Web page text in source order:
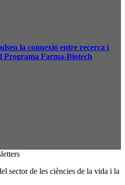
la connexió entre recerca i
Farma-Biotech
sector de les ciències de la vida i la